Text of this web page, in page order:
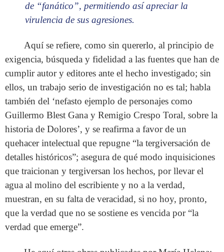
de “fanático”, permitiendo así apreciar la
virulencia de sus agresiones.
Aquí se refiere, como sin quererlo, al principio de
exigencia, búsqueda y fidelidad a las fuentes que han de
cumplir autor y editores ante el hecho investigado; sin
ellos, un trabajo serio de investigación no es tal; habla
también del ‘nefasto ejemplo de personajes como
Guillermo Blest Gana y Remigio Crespo Toral, sobre la
historia de Dolores’, y se reafirma a favor de un
quehacer intelectual que repugne “la tergiversación de
detalles históricos”; asegura de qué modo inquisiciones
que traicionan y tergiversan los hechos, por llevar el
agua al molino del escribiente y no a la verdad,
muestran, en su falta de veracidad, si no hoy, pronto,
que la verdad que no se sostiene es vencida por “la
verdad que emerge”.